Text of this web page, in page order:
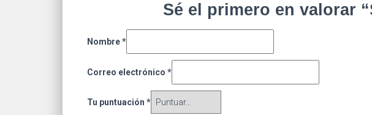
Sé el primero en valorar
Nombre*
Correo electrónico *
Tu puntuación *